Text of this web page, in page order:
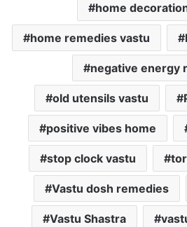
home
home remedies vastu
negative energy
old utensils vastu
positive vibes home
stop clock vastu
Vastu dosh remedies
Vastu Shastra